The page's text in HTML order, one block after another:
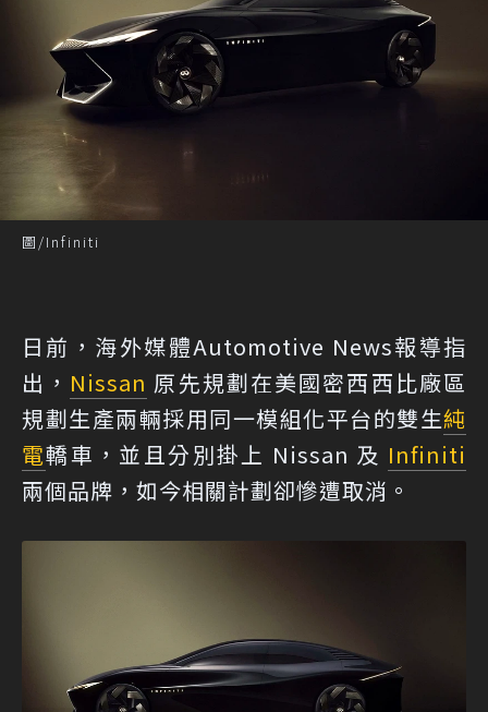
圖/Infiniti
日前，海外媒體Automotive News報導指
出， Nissan 原先規劃在美國密西西比廠區
規劃生產兩輛採用同一模組化平台的雙生純
電轎車，並且分別掛上 Nissan 及 Infiniti
兩個品牌，如今相關計劃卻慘遭取消。